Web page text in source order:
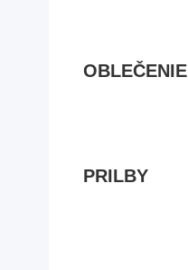
OBLEČENIE
PRILBY